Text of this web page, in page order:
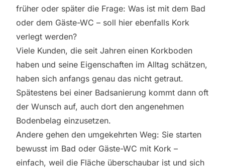
früher oder später die Frage: Was ist mit dem Bad
oder dem Gäste-WC – soll hier ebenfalls Kork
verlegt werden?
Viele Kunden, die seit Jahren einen Korkboden
haben und seine Eigenschaften im Alltag schätzen,
haben sich anfangs genau das nicht getraut.
Spätestens bei einer Badsanierung kommt dann oft
der Wunsch auf, auch dort den angenehmen
Bodenbelag einzusetzen.
Andere gehen den umgekehrten Weg: Sie starten
bewusst im Bad oder Gäste-WC mit Kork –
einfach, weil die Fläche überschaubar ist und sich